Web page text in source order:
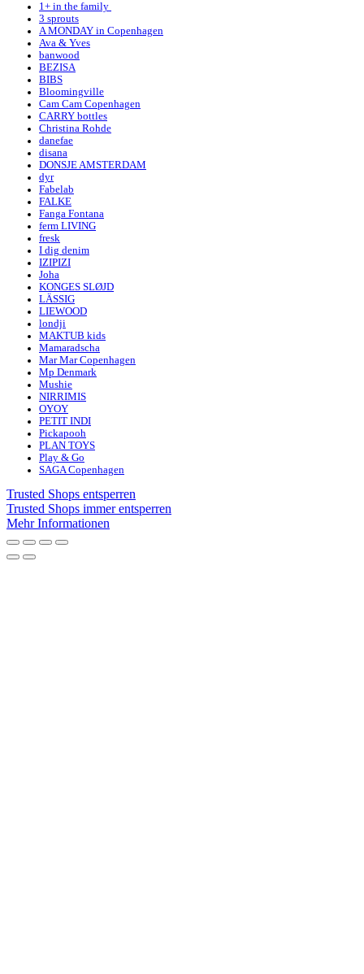
1+ in the family
3 sprouts
A MONDAY in Copenhagen
Ava & Yves
banwood
BEZISA
BIBS
Bloomingville
Cam Cam Copenhagen
CARRY bottles
Christina Rohde
danefae
disana
DONSJE AMSTERDAM
dyr
Fabelab
FALKE
Fanga Fontana
ferm LIVING
fresk
I dig denim
IZIPIZI
Joha
KONGES SLØJD
LÄSSIG
LIEWOOD
londji
MAKTUB kids
Mamaradscha
Mar Mar Copenhagen
Mp Denmark
Mushie
NIRRIMIS
OYOY
PETIT INDI
Pickapooh
PLAN TOYS
Play & Go
SAGA Copenhagen
Trusted Shops entsperren
Trusted Shops immer entsperren
Mehr Informationen